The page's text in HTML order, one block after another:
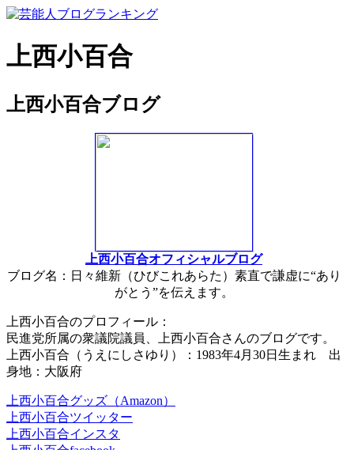
上西小百合
上西小百合ブログ
上西小百合オフィシャルブログ
ブログ名：日々維新（ひびこれあらた）素直で謙虚に“あり
がとう”を伝えます。
上西小百合のプロフィール：
民進党所属の衆議院議員、上西小百合さんのブログです。
上西小百合（うえにしさゆり）：1983年4月30日生まれ 出
身地：大阪府
上西小百合グッズ（Amazon）
上西小百合ツイッター
上西小百合インスタ